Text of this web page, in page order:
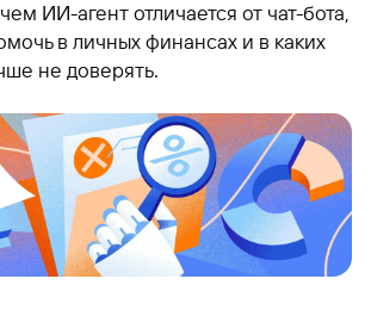
ИИ-агент отличается от чат-бота,
в личных финансах и в каких
не доверять.